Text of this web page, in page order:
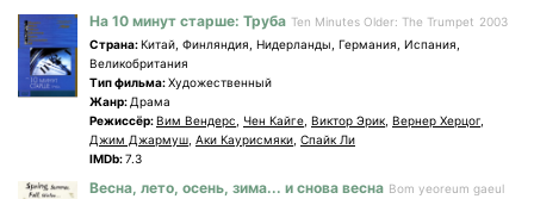
На 10 минут старше: Труба Ten Minutes Older: The Trumpet 2003
Страна:Китай, Финляндия, Нидерланды, Германия, Испания,
Великобритания
Tип фильма:Художественный
Жанр: Драма
Режиссёр:Вим Вендерс Чен Кайге Виктор Эрик Вернер Херцог
Джим Джармуш Аки Каурисмяки Спайк Ли
IMDb:7.3
Весна, лето, осень, зима... и снова весна Bom yeoreum gaeul